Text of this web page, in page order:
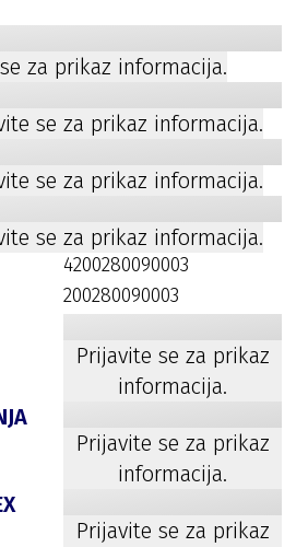
za prikaz informacija.
se za prikaz informacija.
se za prikaz informacija.
se za prikaz informacija.
4200280090003
200280090003
Prijavite se za prikaz
informacija.
Prijavite se za prikaz
informacija.
Prijavite se za prikaz